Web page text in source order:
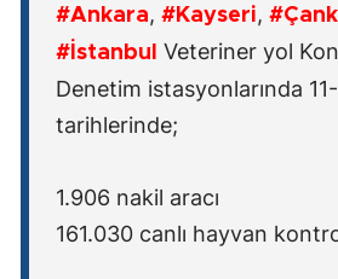
#Ankara, #Kayseri,
#İstanbul
Veteriner yol
Denetim istasyonlarında
tarihlerinde;
1.906 nakil aracı
161.030 canlı hayvan